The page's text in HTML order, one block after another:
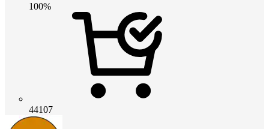
100%
44107